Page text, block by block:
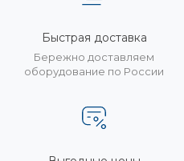
Быстрая доставка
Бережно доставляем
оборудование по России